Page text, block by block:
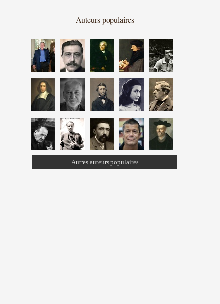
Auteurs populaires
Autres auteurs populaires